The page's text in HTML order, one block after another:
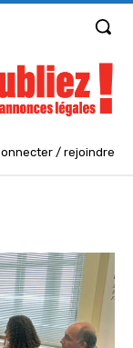
/ rejoindre